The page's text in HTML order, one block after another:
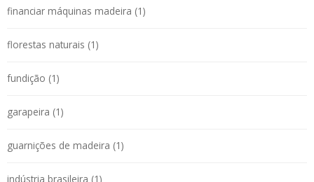
financiar máquinas madeira (1)
florestas naturais (1)
fundição (1)
garapeira (1)
guarnições de madeira (1)
indústria brasileira (1)